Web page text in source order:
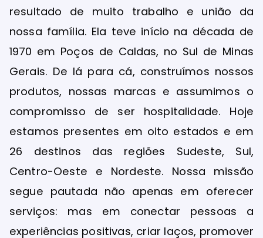
resultado de muito trabalho e união da
nossa família. Ela teve início na década de
1970 em Poços de Caldas, no Sul de Minas
Gerais. De lá para cá, construímos nossos
produtos, nossas marcas e assumimos o
compromisso de ser hospitalidade. Hoje
estamos presentes em oito estados e em
26 destinos das regiões Sudeste, Sul,
Centro-Oeste e Nordeste. Nossa missão
segue pautada não apenas em oferecer
serviços: mas em conectar pessoas a
experiências positivas, criar laços, promover